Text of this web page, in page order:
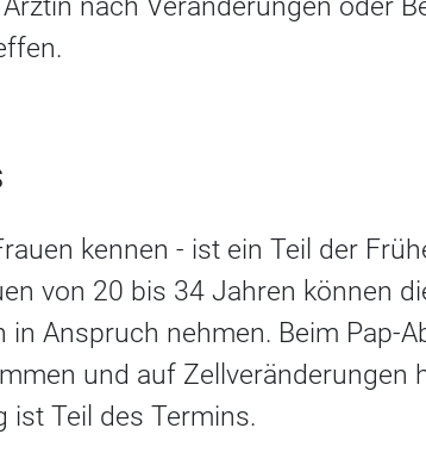
kennen - ist ein Teil der
von 20 bis 34 Jahren können
Anspruch nehmen. Beim Pap-
und auf Zellveränderungen
ist Teil des Termins.